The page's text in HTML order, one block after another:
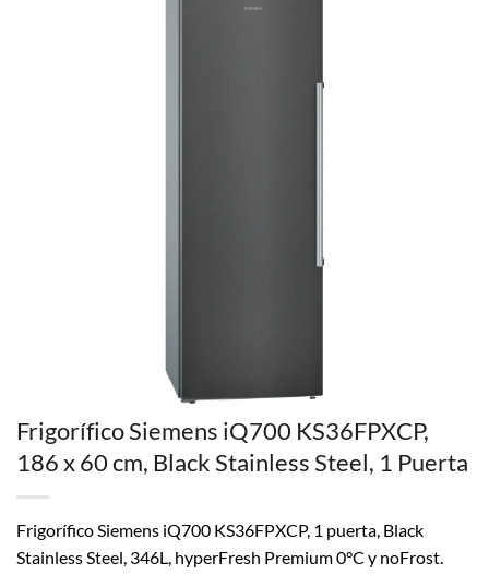
Frigorífico Siemens iQ700 KS36FPXCP,
186 x 60 cm, Black Stainless Steel, 1 Puerta
Frigorífico Siemens iQ700 KS36FPXCP, 1 puerta, Black
Stainless Steel, 346L, hyperFresh Premium 0°C y noFrost.